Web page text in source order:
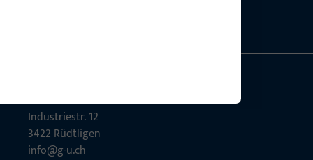
Indu­s­triestr. 12
3422 Rüdt­ligen
info@g-u.ch